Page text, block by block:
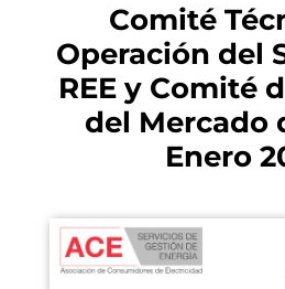
Comité
Operación del
REE y Comité
del Mercado
Enero